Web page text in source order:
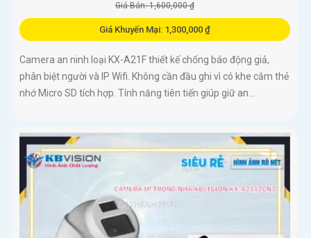
Giá Bán: 1,600,000 ₫
Giá Khuyến Mại: 1,300,000 ₫
Camera an ninh loại KX-A21F thiết kế chống báo động giả,
phân biệt người và IP Wifi. Không cần đầu ghi vì có khe cắm thẻ
nhớ Micro SD tích hợp. Tính năng tiên tiến giúp giữ an...